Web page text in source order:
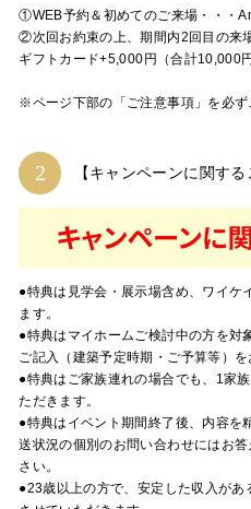
①WEB予約＆初めてのご来場・・・
②次回お約束の上、期間内2回目の来
ギフトカード+5,000円（合計10,000円
※ページ下部の「ご注意事項」を必ず
【キャンペーンに関する
●特典は見学会・展示場含め、ワイケ
ます。
●特典はマイホームご検討中の方を対
ご記入（建築予定時期・ご予算等）を
●特典はご家族連れの場合でも、1家
ただきます。
●特典はイベント期間終了後、内容を
送状況の個別のお問い合わせにはお
さい。
●23歳以上の方で、安定した収入があ